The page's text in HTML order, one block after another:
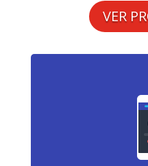
VER